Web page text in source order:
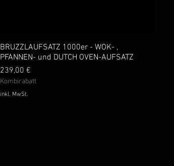
Schnellansicht
BRUZZLAUFSATZ 1000er - WOK- ,
PFANNEN- und DUTCH OVEN-AUFSATZ
Preis
239,00 €
Kombirabatt
inkl. MwSt.